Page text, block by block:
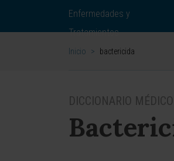
Enfermedades y
Tratamientos
Inicio > bactericida
DICCIONARIO MÉDICO